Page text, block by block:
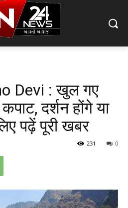
Devi : खुल गए
दर्शन होंगे या
पढ़ें पूरी खबर
0
231